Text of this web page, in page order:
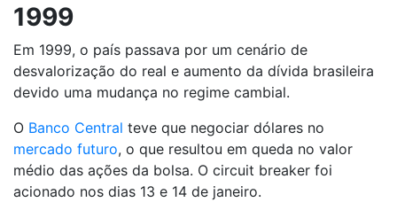
1999
Em 1999, o país passava por um cenário de
desvalorização do real e aumento da dívida brasileira
devido uma mudança no regime cambial.
O Banco Central teve que negociar dólares no
mercado futuro, o que resultou em queda no valor
médio das ações da bolsa. O circuit breaker foi
acionado nos dias 13 e 14 de janeiro.